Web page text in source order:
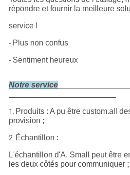
répondre et fournir la meilleure
service !
- Plus non confus
- Sentiment heureux
Notre service
1. Produits : A pu être custom.all
provision ;
2. Échantillon :
L'échantillon d'A. Small peut être
les deux côtés pour communiquer;